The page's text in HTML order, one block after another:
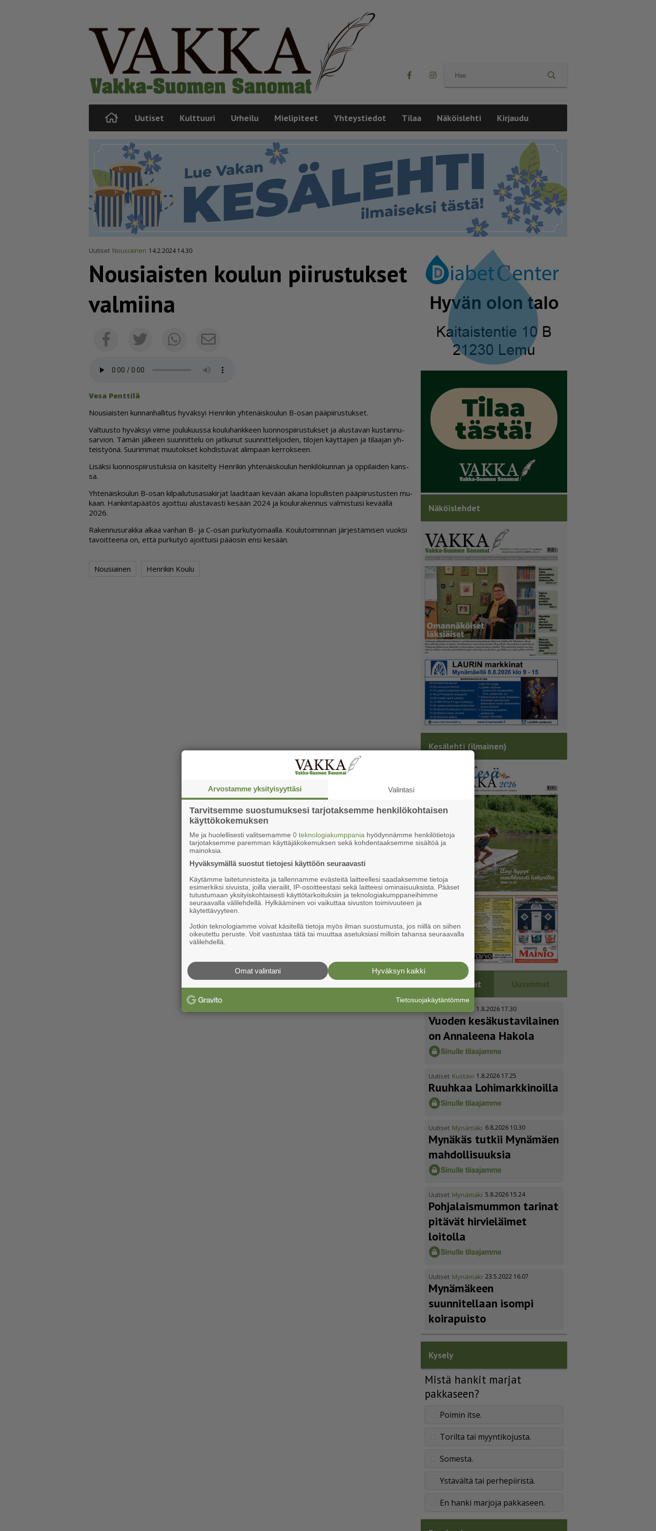
Uutiset Kulttuuri Urheilu Mielipiteet Yhteystiedot Tilaa Näköislehti Kirjaudu
Uutiset Nousiainen 14.2.2024 14.30
Nousiaisten koulun piirustukset
valmiina
FacebookTwitterWhatsappSähköposti
Vesa Pent­ti­lä
Nou­si­ais­ten kun­nan­hal­li­tus hy­väk­syi Hen­ri­kin yh­te­näis­kou­lun B-osan pää­pii­rus­tuk­set.
Val­tuus­to hy­väk­syi vii­me jou­lu­kuus­sa kou­lu­hank­keen luon­nos­pii­rus­tuk­set ja alus­ta­van kus­tan­nu­
sar­vi­on. Tä­män jäl­keen suun­nit­te­lu on jat­ku­nut suun­nit­te­li­joi­den, ti­lo­jen käyt­tä­jien ja ti­laa­jan yh­
teis­työ­nä. Suu­rim­mat muu­tok­set koh­dis­tu­vat alim­paan ker­rok­seen.
Li­säk­si luon­nos­pii­rus­tuk­sia on kä­si­tel­ty Hen­ri­kin yh­te­näis­kou­lun hen­ki­lö­kun­nan ja op­pi­lai­den kans­
sa.
Yh­te­näis­kou­lun B-osan kil­pai­lu­tu­sa­si­a­kir­jat laa­di­taan ke­vään ai­ka­na lo­pul­lis­ten pää­pii­rus­tus­ten mu­
kaan. Han­kin­ta­pää­tös ajoit­tuu alus­ta­vas­ti ke­sään 2024 ja kou­lu­ra­ken­nus val­mis­tui­si ke­vääl­lä
2026.
Ra­ken­nu­su­rak­ka al­kaa van­han B- ja C-osan pur­ku­työ­maal­la. Kou­lu­toi­min­nan jär­jes­tä­mi­sen vuok­si
ta­voit­tee­na on, et­tä pur­ku­työ ajoit­tui­si pää­o­sin en­si ke­sään.
Nousiainen Henrikin Koulu
Näköislehdet
Kesälehti (ilmainen)
Luetuimmat Uusimmat
Kustavi 1.8.2026 17.30
Vuoden kesäkus­ta­vi­lainen
on Annaleena Hakola
Uutiset Kustavi 1.8.2026 17.25
Ruuhkaa Lohimark­ki­noilla
Uutiset Mynämäki 6.8.2026 10.30
Mynäkäs tutkii Mynämäen
mahdol­li­suuksia
Uutiset Mynämäki 5.8.2026 15.24
Pohja­lais­mummon tarinat
pitävät hirvieläimet
loitolla
Uutiset Mynämäki 23.5.2022 16.07
Mynämäkeen
suunnitellaan isompi
koirapuisto
Kysely
Mistä hankit marjat
pakkaseen?
Poimin itse.
Torilta tai myyntikojusta.
Somesta.
Ystävältä tai perhepiiristä.
En hanki marjoja pakkaseen.
Arvostamme yksityisyyttäsi Valintasi
Tarvitsemme suostumuksesi tarjotaksemme henkilökohtaisen
käyttökokemuksen
Me ja huolellisesti valitsemamme 0 teknologiakumppania hyödynnämme henkilötietoja
tarjotaksemme paremman käyttäjäkokemuksen sekä kohdentaaksemme sisältöä ja
mainoksia.
Hyväksymällä suostut tietojesi käyttöön seuraavasti
Käytämme laitetunnisteita ja tallennamme evästeitä laitteellesi saadaksemme tietoja
esimerkiksi sivuista, joilla vierailit, IP-osoitteestasi sekä laitteesi ominaisuuksista. Pääset
tutustumaan yksityiskohtaisesti käyttötarkoituksiin ja teknologiakumppaneihimme
seuraavalla välilehdellä. Hylkääminen voi vaikuttaa sivuston toimivuuteen ja
käytettävyyteen.
Jotkin teknologiamme voivat käsitellä tietoja myös ilman suostumusta, jos niillä on siihen
oikeutettu peruste. Voit vastustaa tätä tai muuttaa asetuksiasi milloin tahansa seuraavalla
välilehdellä.
Hyväksyn kaikki
Omat valintani
Tietosuojakäytäntömme